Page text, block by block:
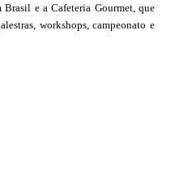
e a Cafeteria Gourmet, que
workshops, campeonato e